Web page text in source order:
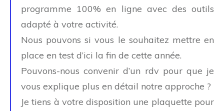
programme 100% en ligne avec des outils
adapté à votre activité.
Nous pouvons si vous le souhaitez mettre en
place en test d’ici la fin de cette année.
Pouvons-nous convenir d’un rdv pour que je
vous explique plus en détail notre approche ?
Je tiens à votre disposition une plaquette pour